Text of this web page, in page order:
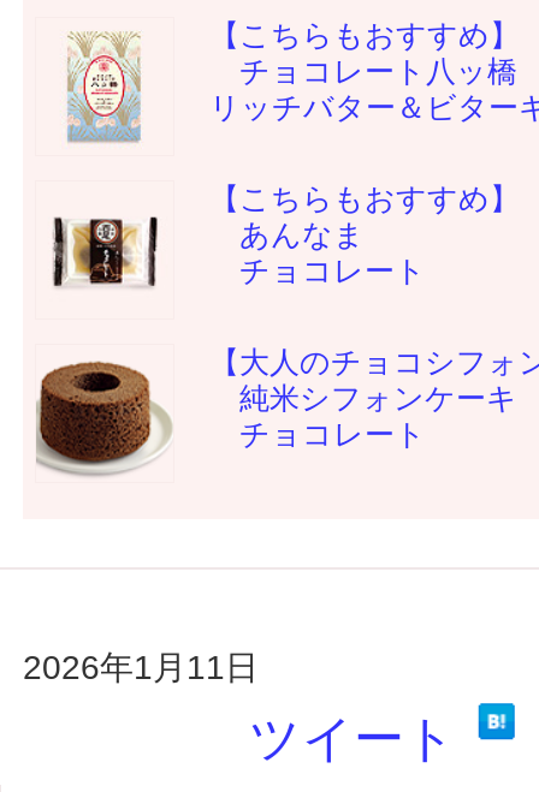
【こちらもおすすめ】
チョコレート八ッ橋
リッチバター＆ビター
【こちらもおすすめ】
あんなま
チョコレート
【大人のチョコシフォ
純米シフォンケーキ
チョコレート
2026年1月11日
ツイート